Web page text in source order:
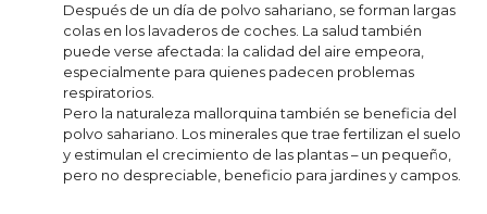
Después de un día de polvo sahariano, se forman largas
colas en los lavaderos de coches. La salud también
puede verse afectada: la calidad del aire empeora,
especialmente para quienes padecen problemas
respiratorios.
Pero la naturaleza mallorquina también se beneficia del
polvo sahariano. Los minerales que trae fertilizan el suelo
y estimulan el crecimiento de las plantas – un pequeño,
pero no despreciable, beneficio para jardines y campos.